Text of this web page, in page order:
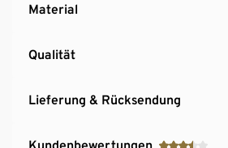
Material
Qualität
Lieferung & Rücksendung